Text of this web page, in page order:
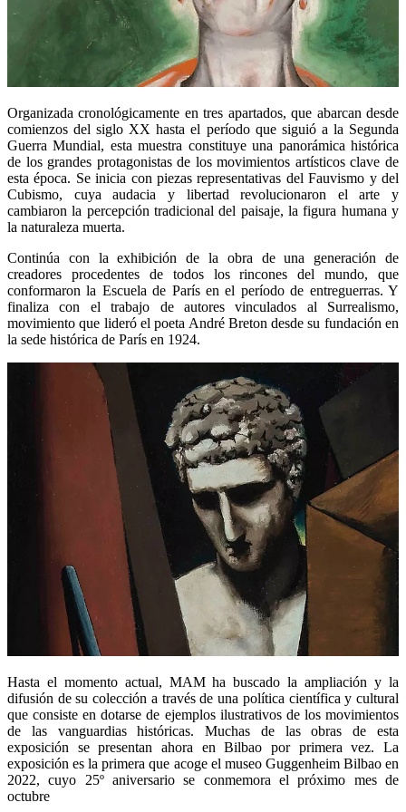
Organizada cronológicamente en tres apartados, que abarcan desde
comienzos del siglo XX hasta el período que siguió a la Segunda
Guerra Mundial, esta muestra constituye una panorámica histórica
de los grandes protagonistas de los movimientos artísticos clave de
esta época. Se inicia con piezas representativas del Fauvismo y del
Cubismo, cuya audacia y libertad revolucionaron el arte y
cambiaron la percepción tradicional del paisaje, la figura humana y
la naturaleza muerta.
Continúa con la exhibición de la obra de una generación de
creadores procedentes de todos los rincones del mundo, que
conformaron la Escuela de París en el período de entreguerras. Y
finaliza con el trabajo de autores vinculados al Surrealismo,
movimiento que lideró el poeta André Breton desde su fundación en
la sede histórica de París en 1924.
Hasta el momento actual, MAM ha buscado la ampliación y la
difusión de su colección a través de una política científica y cultural
que consiste en dotarse de ejemplos ilustrativos de los movimientos
de las vanguardias históricas. Muchas de las obras de esta
exposición se presentan ahora en Bilbao por primera vez. La
exposición es la primera que acoge el museo Guggenheim Bilbao en
2022, cuyo 25º aniversario se conmemora el próximo mes de
octubre